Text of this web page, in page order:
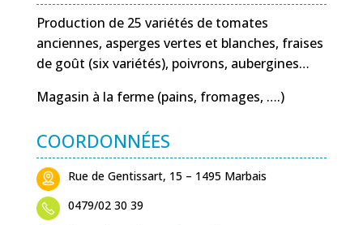
Production de 25 variétés de tomates
anciennes, asperges vertes et blanches, fraises
de goût (six variétés), poivrons, aubergines…
Magasin à la ferme (pains, fromages, ….)
COORDONNÉES
Rue de Gentissart, 15 – 1495 Marbais
0479/02 30 39